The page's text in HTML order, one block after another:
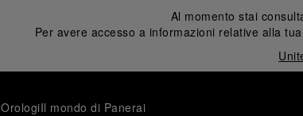
Al momento stai
Per avere accesso a informazioni relative alla
OrologiIl mondo di Panerai